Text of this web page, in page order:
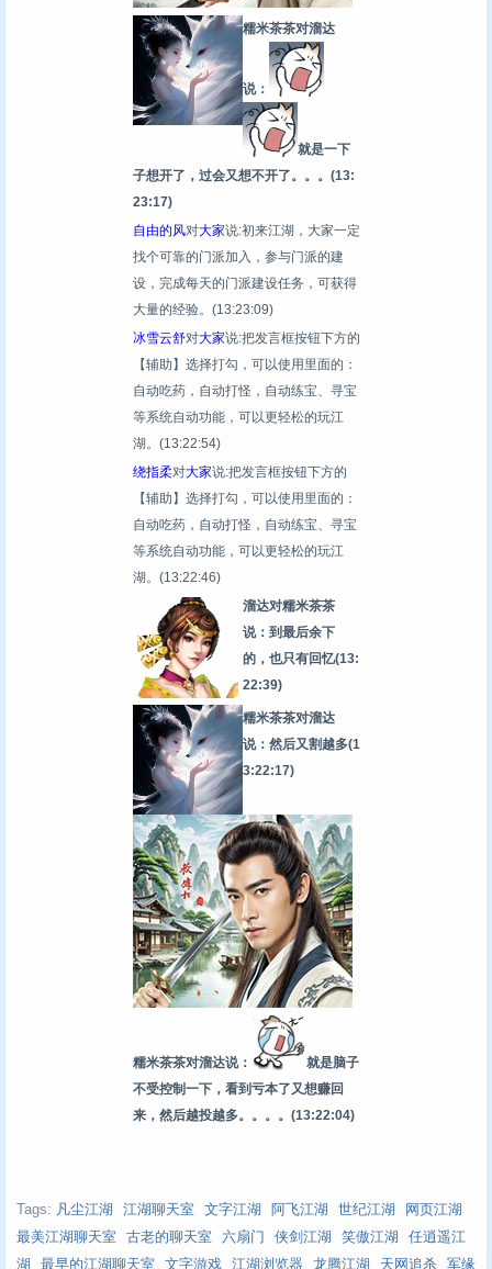
糯米茶茶对溜达
说：
就是一下
子想开了，过会又想不开了。。。 (13:
23:17)
自由的风对大家说:初来江湖，大家一定
找个可靠的门派加入，参与门派的建
设，完成每天的门派建设任务，可获得
大量的经验。 (13:23:09)
冰雪云舒对大家说:把发言框按钮下方的
【辅助】选择打勾，可以使用里面的：
自动吃药，自动打怪，自动练宝、寻宝
等系统自动功能，可以更轻松的玩江
湖。 (13:22:54)
绕指柔对大家说:把发言框按钮下方的
【辅助】选择打勾，可以使用里面的：
自动吃药，自动打怪，自动练宝、寻宝
等系统自动功能，可以更轻松的玩江
湖。 (13:22:46)
溜达对糯米茶茶
说：到最后余下
的，也只有回忆(13:
22:39)
糯米茶茶对溜达
说：然后又割越多(1
3:22:17)
糯米茶茶对溜达说：
就是脑子
不受控制一下，看到亏本了又想赚回
来，然后越投越多。。。。 (13:22:04)
Tags: 凡尘江湖 江湖聊天室 文字江湖 阿飞江湖 世纪江湖
网页江湖
最美江湖聊天室
古老的聊天室 六扇门 侠剑江湖 笑傲江湖
任逍遥江
湖
最早的江湖聊天室 文字游戏 江湖浏览器 龙腾江湖 天网追杀 军缘